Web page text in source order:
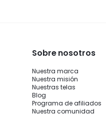
Sobre nosotros
Nuestra marca
Nuestra misión
Nuestras telas
Blog
Programa de afiliados
Nuestra comunidad